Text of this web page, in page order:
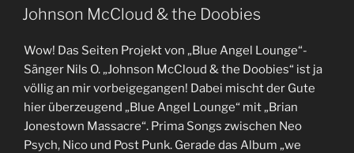
AM
Johnson McCloud & the Doobies
Wow! Das Seiten Projekt von „Blue Angel Lounge“-
Sänger Nils O. „Johnson McCloud & the Doobies“ ist ja
völlig an mir vorbeigegangen! Dabei mischt der Gute
hier überzeugend „Blue Angel Lounge“ mit „Brian
Jonestown Massacre“. Prima Songs zwischen Neo
Psych, Nico und Post Punk. Gerade das Album „we